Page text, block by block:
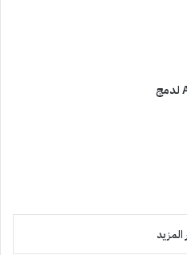
تطبيق Andromedia Video Editor لدمج
المزيد